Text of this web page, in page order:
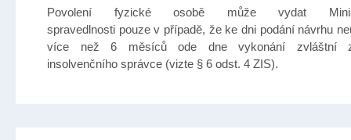
Povolení fyzické osobě může vydat
spravedlnosti pouze v případě, že ke dni podání návrhu
více než 6 měsíců ode dne vykonání zvláštní
insolvenčního správce (vizte § 6 odst. 4 ZIS).